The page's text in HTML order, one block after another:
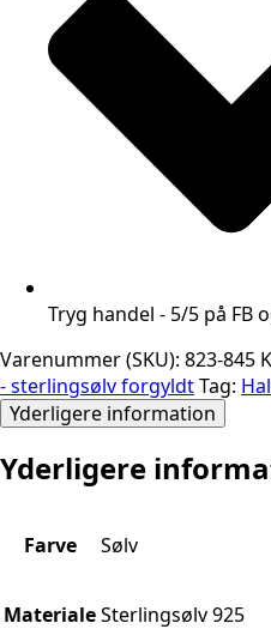
Tryg handel - 5/5 på FB
Varenummer (SKU): 823-845
- sterlingsølv forgyldtTag:
Yderligere information
Yderligere
Farve Sølv
MaterialeSterlingsølv 925